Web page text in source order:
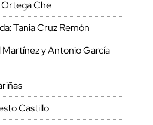
Che
Tania Cruz Remón
Martínez y Antonio García
Castillo